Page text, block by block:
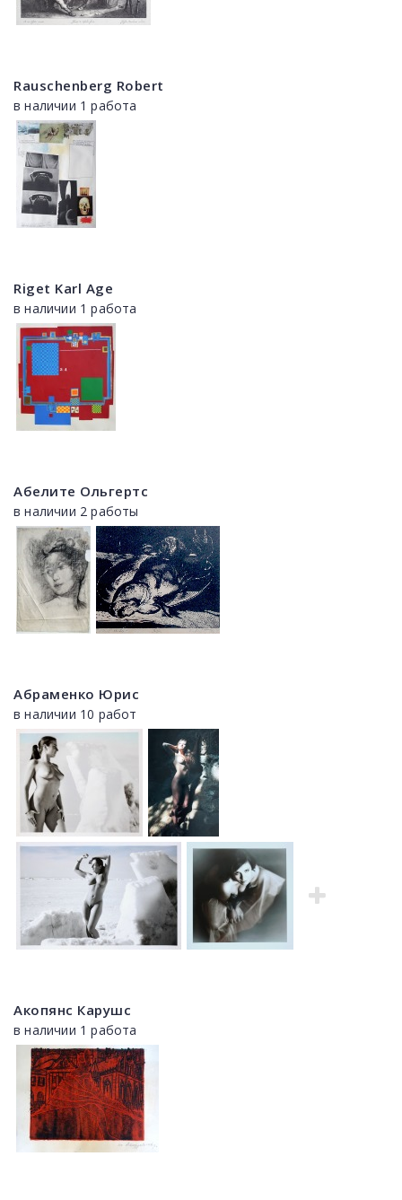
Rauschenberg Robert
в наличии 1 работа
Riget Karl Age
в наличии 1 работа
Абелите Ольгертс
в наличии 2 работы
Абраменко Юрис
в наличии 10 работ
Акопянс Карушс
в наличии 1 работа